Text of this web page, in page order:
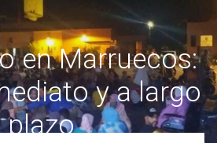
en Marruecos:
y a largo
plazo